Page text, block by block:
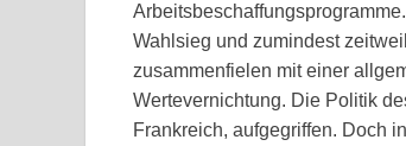
Wahlsieg und zumindest
zusammenfielen mit einer
Wertevernichtung. Die Politik
Frankreich, aufgegriffen. Doch